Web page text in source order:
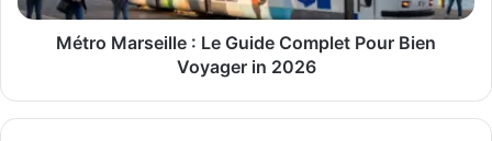
Métro Marseille : Le Guide Complet Pour Bien
Voyager in 2026